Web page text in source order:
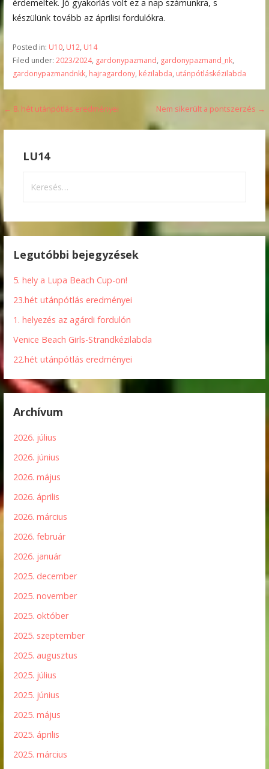
érdemeltek. Jó gyakorlás volt ez a nap számunkra, s
készülünk tovább az áprilisi fordulókra.
Posted in: U10, U12, U14
Filed under: 2023/2024, gardonypazmand, gardonypazmand_nk,
gardonypazmandnkk, hajragardony, kézilabda, utánpótláskézilabda
Bejegyzés
navigáció
← 8. hét utánpótlás eredményei Nem sikerült a pontszerzés →
LU14
Legutóbbi bejegyzések
5. hely a Lupa Beach Cup-on!
23.hét utánpótlás eredményei
1. helyezés az agárdi fordulón
Venice Beach Girls-Strandkézilabda
22.hét utánpótlás eredményei
Archívum
2026. július
2026. június
2026. május
2026. április
2026. március
2026. február
2026. január
2025. december
2025. november
2025. október
2025. szeptember
2025. augusztus
2025. július
2025. június
2025. május
2025. április
2025. március